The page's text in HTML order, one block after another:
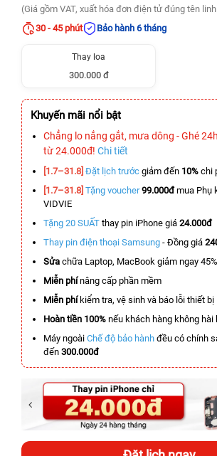
(Giá gồm VAT, xuất hóa đơn điện tử đúng tên
30 - 45 phút
Bảo hành 6 tháng
Thay loa
300.000 đ
Khuyến mãi nổi bật
Chẳng lo nắng gắt, mưa dông - Ghé
từ 24.000đ! Chi tiết
[1.7–31.8] Đặt lịch trước giảm đến 10% chi
[1.7–31.8] Tặng voucher 99.000đmua Phụ
VIDVIE
Tặng 20 SUẤT thay pin iPhone giá 24.000đ
Thay pin điện thoại Samsung - Đồng giá
Sửa chữa Laptop, MacBook giảm ngay 45%
Miễn phínâng cấp phần mềm
Miễn phíkiểm tra, vệ sinh và báo lỗi thiết bị
Hoàn tiền 100% nếu khách hàng không hài
Máy ngoài Chế độ bảo hành đều có chính
đến 300.000đ